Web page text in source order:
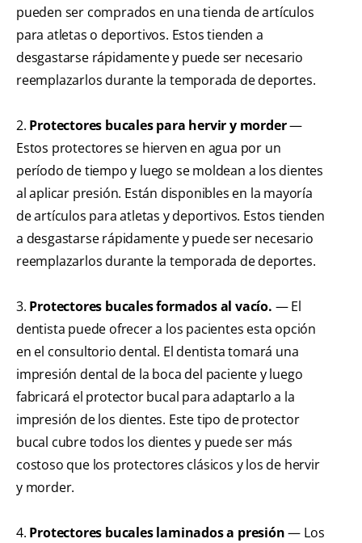
pueden ser comprados en una tienda de artículos
para atletas o deportivos. Estos tienden a
desgastarse rápidamente y puede ser necesario
reemplazarlos durante la temporada de deportes.
2. Protectores bucales para hervir y morder—
Estos protectores se hierven en agua por un
período de tiempo y luego se moldean a los dientes
al aplicar presión. Están disponibles en la mayoría
de artículos para atletas y deportivos. Estos tienden
a desgastarse rápidamente y puede ser necesario
reemplazarlos durante la temporada de deportes.
3. Protectores bucales formados al vacío. — El
dentista puede ofrecer a los pacientes esta opción
en el consultorio dental. El dentista tomará una
impresión dental de la boca del paciente y luego
fabricará el protector bucal para adaptarlo a la
impresión de los dientes. Este tipo de protector
bucal cubre todos los dientes y puede ser más
costoso que los protectores clásicos y los de hervir
y morder.
4. Protectores bucales laminados a presión— Los